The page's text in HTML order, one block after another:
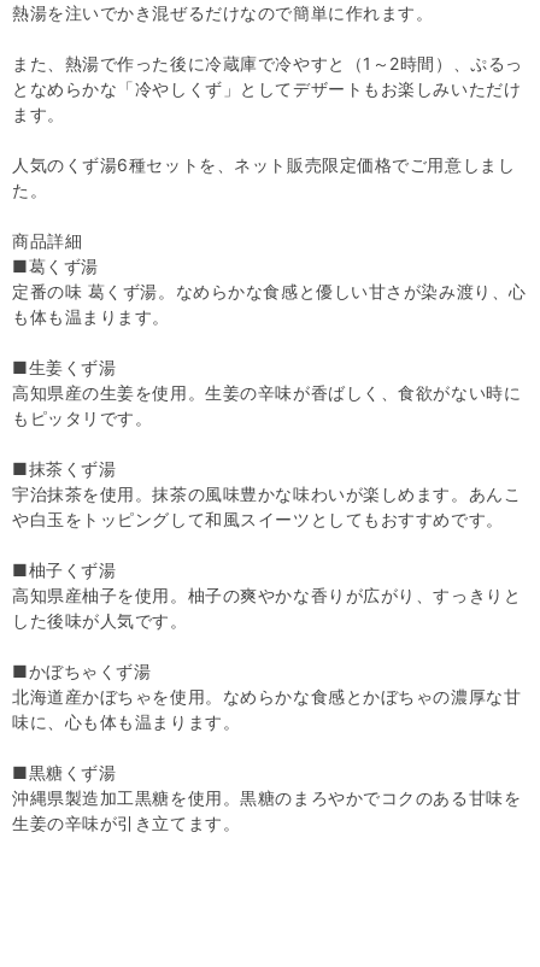
熱湯を注いでかき混ぜるだけなので簡単に作れます。
また、熱湯で作った後に冷蔵庫で冷やすと（1～2時間）、ぷるっ
となめらかな「冷やしくず」としてデザートもお楽しみいただけ
ます。
人気のくず湯6種セットを、ネット販売限定価格でご用意しまし
た。
商品詳細
■葛くず湯
定番の味 葛くず湯。なめらかな食感と優しい甘さが染み渡り、心
も体も温まります。
■生姜くず湯
高知県産の生姜を使用。生姜の辛味が香ばしく、食欲がない時に
もピッタリです。
■抹茶くず湯
宇治抹茶を使用。抹茶の風味豊かな味わいが楽しめます。あんこ
や白玉をトッピングして和風スイーツとしてもおすすめです。
■柚子くず湯
高知県産柚子を使用。柚子の爽やかな香りが広がり、すっきりと
した後味が人気です。
■かぼちゃくず湯
北海道産かぼちゃを使用。なめらかな食感とかぼちゃの濃厚な甘
味に、心も体も温まります。
■黒糖くず湯
沖縄県製造加工黒糖を使用。黒糖のまろやかでコクのある甘味を
生姜の辛味が引き立てます。